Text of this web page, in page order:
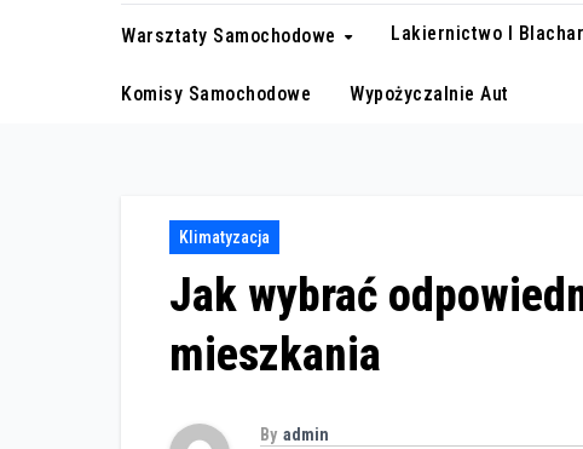
Warsztaty Samochodowe Lakiernictwo I
Komisy Samochodowe Wypożyczalnie Aut
Klimatyzacja
Jak wybrać
mieszkania
By admin